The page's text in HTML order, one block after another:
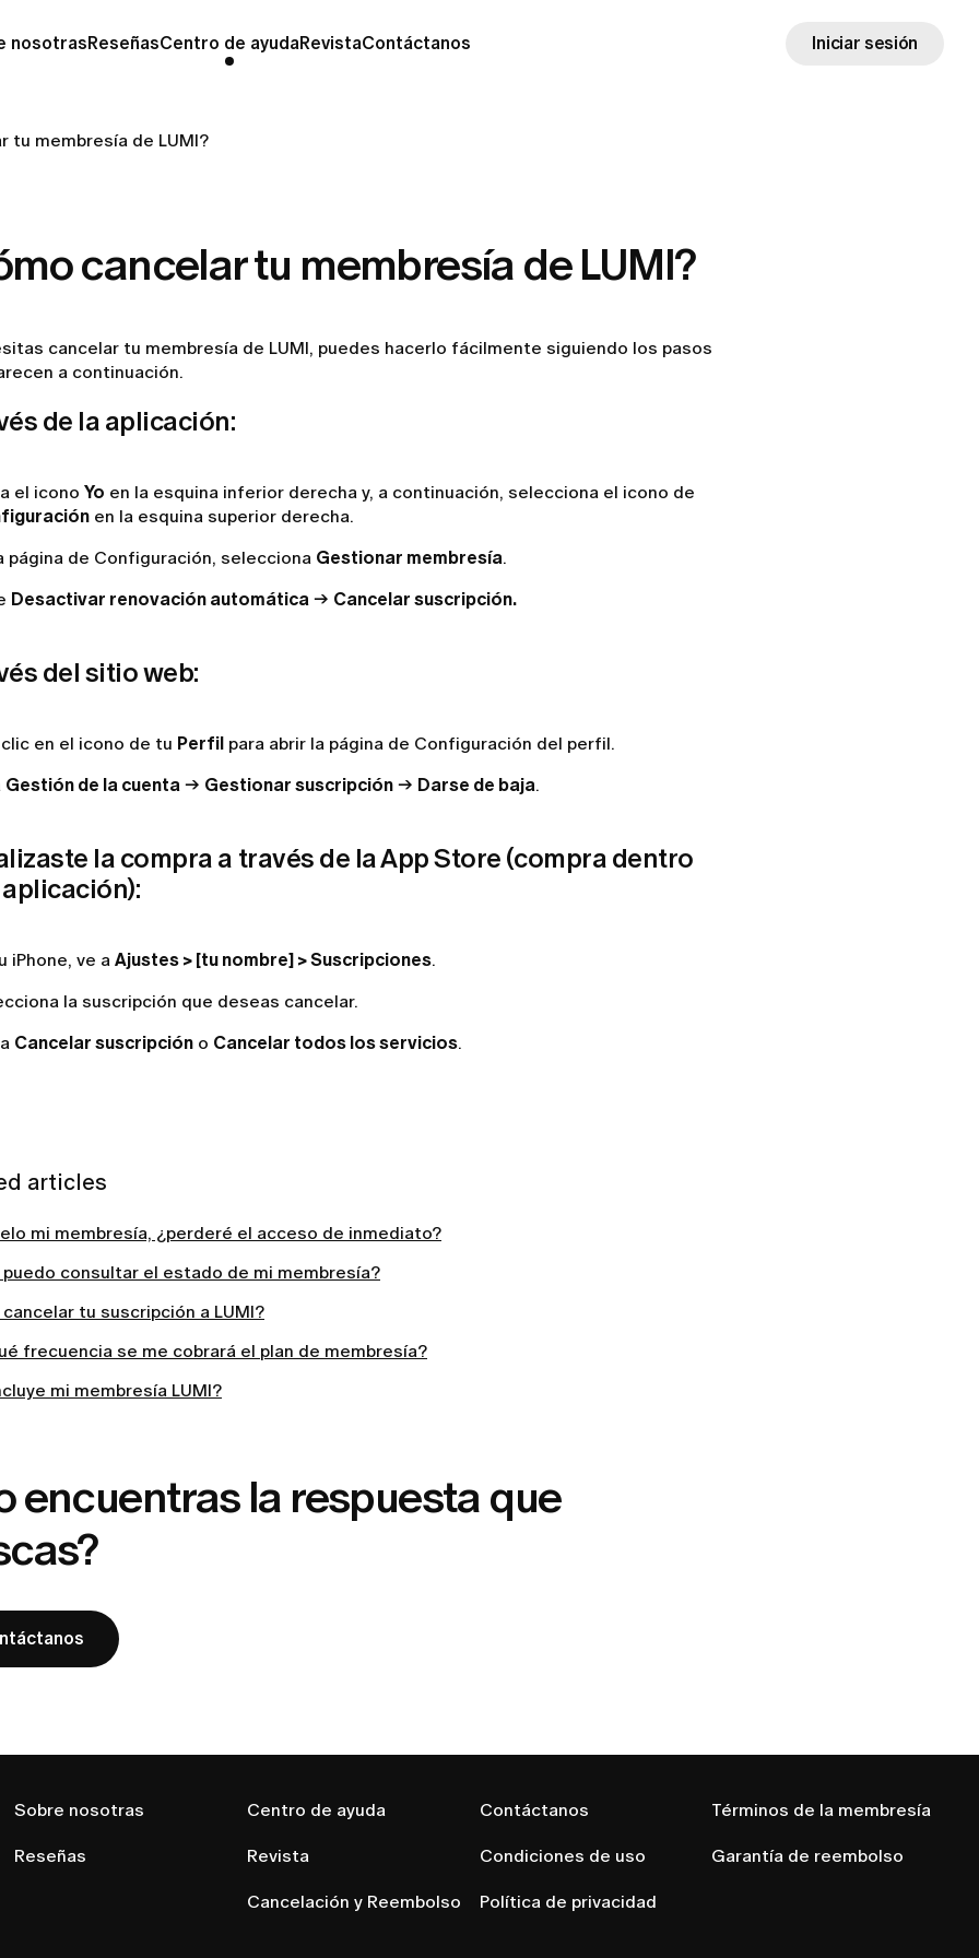
nosotrasReseñasCentro de ayudaRevistaContáctanos Iniciar sesión
tu membresía de LUMI?
cancelar tu membresía de LUMI?
cancelar tu membresía de LUMI, puedes hacerlo fácilmente siguiendo los pasos
a continuación.
de la aplicación:
el icono Yo en la esquina inferior derecha y, a continuación, selecciona el icono de
en la esquina superior derecha.
página de Configuración, selecciona Gestionar membresía.
Desactivar renovación automática → Cancelar suscripción.
del sitio web:
clic en el icono de tu Perfil para abrir la página de Configuración del perfil.
Gestión de la cuenta → Gestionar suscripción → Darse de baja.
la compra a través de la App Store (compra dentro
iPhone, ve a Ajustes > [tu nombre] > Suscripciones.
la suscripción que deseas cancelar.
Cancelar suscripción o Cancelar todos los servicios.
articles
mi membresía, ¿perderé el acceso de inmediato?
puedo consultar el estado de mi membresía?
cancelar tu suscripción a LUMI?
frecuencia se me cobrará el plan de membresía?
mi membresía LUMI?
encuentras la respuesta que
Sobre nosotras
Reseñas
Centro de ayuda
Cancelación y Reembolso
Revista
Contáctanos
Condiciones de uso
Política de privacidad
Términos de la membresía
Garantía de reembolso